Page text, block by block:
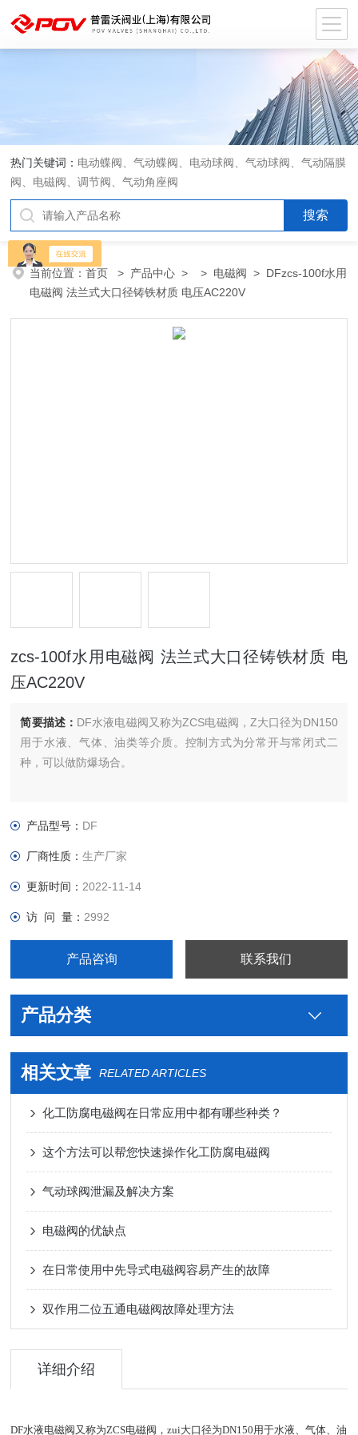
热门关键词： 电动蝶阀、气动蝶阀、电动球阀、气动球阀、气动隔膜
阀、电磁阀、调节阀、气动角座阀
当前位置：首页 > 产品中心 > > 电磁阀 > DFzcs-100f水用
电磁阀 法兰式大口径铸铁材质 电压AC220V
zcs-100f水用电磁阀 法兰式大口径铸铁材质 电
压AC220V
简要描述： DF水液电磁阀又称为ZCS电磁阀，Z大口径为DN150
用于水液、气体、油类等介质。控制方式为分常开与常闭式二
种，可以做防爆场合。
产品型号： DF
厂商性质：生产厂家
更新时间： 2022-11-14
访 问 量： 2992
产品咨询 联系我们
产品分类
相关文章 RELATED ARTICLES
化工防腐电磁阀在日常应用中都有哪些种类？
这个方法可以帮您快速操作化工防腐电磁阀
气动球阀泄漏及解决方案
电磁阀的优缺点
在日常使用中先导式电磁阀容易产生的故障
双作用二位五通电磁阀故障处理方法
详细介绍
DF水液电磁阀又称为ZCS电磁阀，zui大口径为DN150用于水液、气体、油